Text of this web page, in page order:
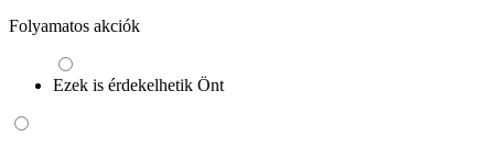
Folyamatos akciók
Ezek is érdekelhetik Önt